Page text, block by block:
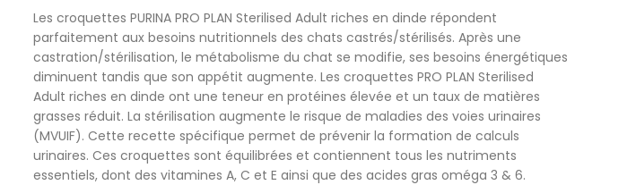
Les croquettes PURINA PRO PLAN Sterilised Adult riches en dinde répondent
parfaitement aux besoins nutritionnels des chats castrés/stérilisés. Après une
castration/stérilisation, le métabolisme du chat se modifie, ses besoins énergétiques
diminuent tandis que son appétit augmente. Les croquettes PRO PLAN Sterilised
Adult riches en dinde ont une teneur en protéines élevée et un taux de matières
grasses réduit. La stérilisation augmente le risque de maladies des voies urinaires
(MVUIF). Cette recette spécifique permet de prévenir la formation de calculs
urinaires. Ces croquettes sont équilibrées et contiennent tous les nutriments
essentiels, dont des vitamines A, C et E ainsi que des acides gras oméga 3 & 6.